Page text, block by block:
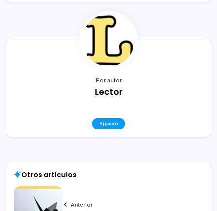
Por autor
Lector
Sígueme
Otros artículos
Anterior